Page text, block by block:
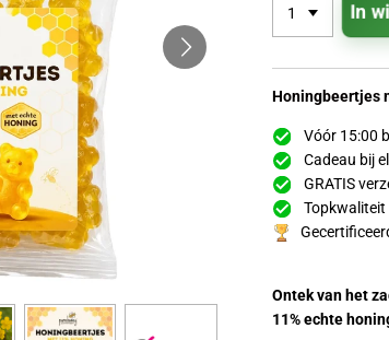
In
Honingbeertjes
Vóór 15:00
Cadeau bij
GRATIS
Ontek van het
11% echte